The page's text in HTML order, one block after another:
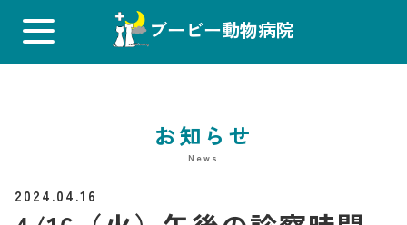
ブービー動物病院
お知らせ
News
2024.04.16